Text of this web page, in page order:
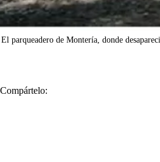
El parqueadero de Montería, donde
Compártelo: